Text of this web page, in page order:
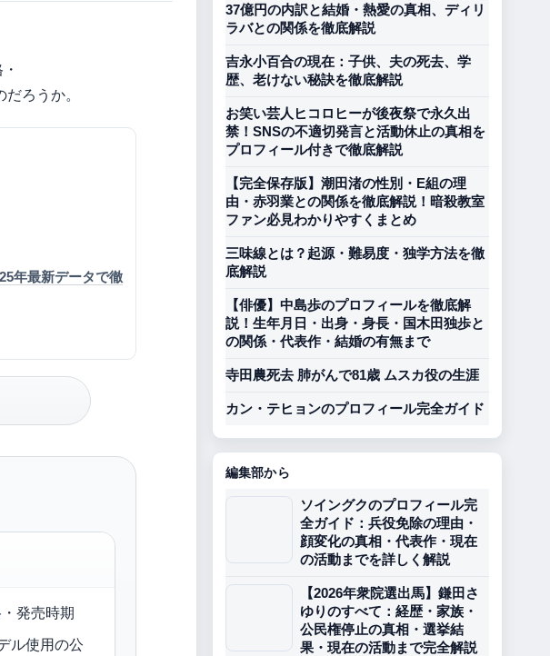
ろうか。
年最新データで徹
発売時期
ル使用の公
37億円の内訳と結婚・熱愛の真相、ディリ
ラバとの関係を徹底解説
吉永小百合の現在：子供、夫の死去、学
歴、老けない秘訣を徹底解説
お笑い芸人ヒコロヒーが後夜祭で永久出
禁！SNSの不適切発言と活動休止の真相を
プロフィール付きで徹底解説
【完全保存版】潮田渚の性別・E組の理
由・赤羽業との関係を徹底解説！暗殺教室
ファン必見わかりやすくまとめ
三味線とは？起源・難易度・独学方法を徹
底解説
【俳優】中島歩のプロフィールを徹底解
説！生年月日・出身・身長・国木田独歩と
の関係・代表作・結婚の有無まで
寺田農死去 肺がんで81歳 ムスカ役の生涯
カン・テヒョンのプロフィール完全ガイド
編集部から
ソイングクのプロフィール完
全ガイド：兵役免除の理由・
顔変化の真相・代表作・現在
の活動までを詳しく解説
【2026年衆院選出馬】鎌田さ
ゆりのすべて：経歴・家族・
公民権停止の真相・選挙結
果・現在の活動まで完全解説